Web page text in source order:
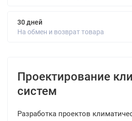
30 дней
На обмен и возврат товара
Проектирование
систем
Разработка проектов